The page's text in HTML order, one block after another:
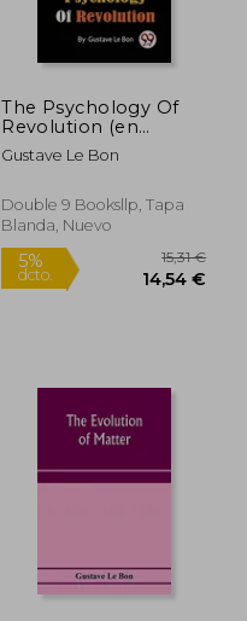
The Psychology Of
Revolution (en
Inglés)
Gustave Le Bon
Double 9 Booksllp, Tapa
Blanda, Nuevo